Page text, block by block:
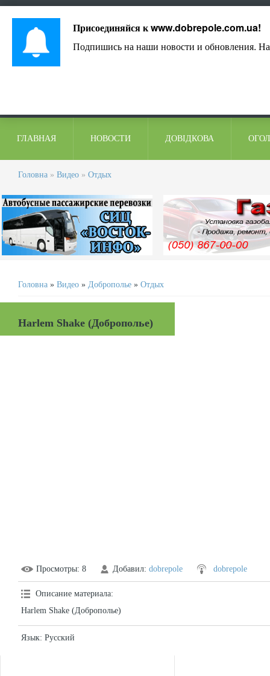
ГЛАВНАЯ НОВОСТИ ДОВІДКОВА
Головна » Видео » Отдых
Головна » Видео » Доброполье » Отдых
Harlem Shake (Доброполье)
Просмотры: 8 Добавил: dobrepole dobrepole
Описание материала:
Harlem Shake (Доброполье)
Язык: Русский
Присоединяйся кwww.dobrepole.com.ua!
Подпишись на наши новости и обновления.